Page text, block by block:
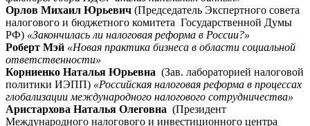
Орлов Михаил Юрьевич (Председатель Экспертного совета
налогового и бюджетного комитета Государственной Думы
РФ) «Закончилась ли налоговая реформа в России?»
Роберт Мэй «Новая практика бизнеса в области социальной
ответственности»
Корниенко Наталья Юрьевна (Зав. лабораторией налоговой
политики ИЭПП) «Российская налоговая реформа в процессах
глобализации международного налогового сотрудничества»
Аристархова Наталья Олеговна (Президент
Международного налогового и инвестиционного центра